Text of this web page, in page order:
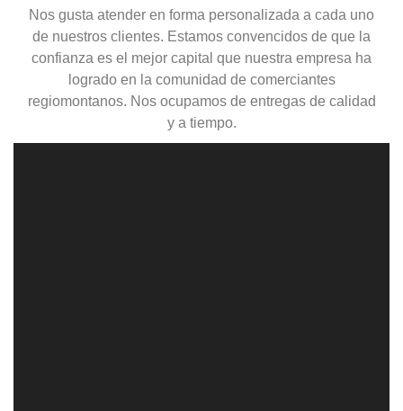
Nos gusta atender en forma personalizada a cada uno
de nuestros clientes. Estamos convencidos de que la
confianza es el mejor capital que nuestra empresa ha
logrado en la comunidad de comerciantes
regiomontanos. Nos ocupamos de entregas de calidad
y a tiempo.